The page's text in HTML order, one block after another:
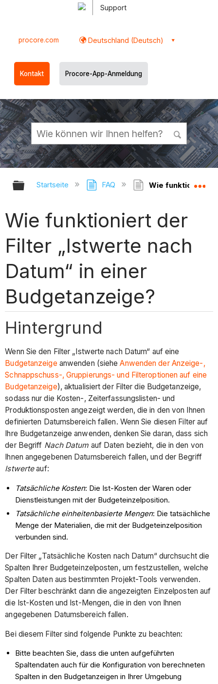
Support
procore.com Deutschland (Deutsch)
Kontakt Procore-App-Anmeldung
Globale Hierarchie auf- und
Startseite FAQ Wie funktioniert
Wie funktioniert der
Filter „Istwerte nach
Datum“ in einer
Budgetanzeige?
Hintergrund
Wenn Sie den Filter „Istwerte nach Datum“ auf eine
Budgetanzeige anwenden (sieheAnwenden der Anzeige-,
Schnappschuss-, Gruppierungs- und Filteroptionen auf eine
Budgetanzeige), aktualisiert der Filter die Budgetanzeige,
sodass nur die Kosten-, Zeiterfassungslisten- und
Produktionsposten angezeigt werden, die in den von Ihnen
definierten Datumsbereich fallen. Wenn Sie diesen Filter auf
Ihre Budgetanzeige anwenden, denken Sie daran, dass sich
der Begriff Nach Datum auf Daten bezieht, die in den von
Ihnen angegebenen Datumsbereich fallen, und der Begriff
Istwerteauf:
Tatsächliche Kosten: Die Ist-Kosten der Waren oder
Dienstleistungen mit der Budgeteinzelposition.
Tatsächliche einheitenbasierte Mengen: Die tatsächliche
Menge der Materialien, die mit der Budgeteinzelposition
verbunden sind.
Der Filter „Tatsächliche Kosten nach Datum“ durchsucht die
Spalten Ihrer Budgeteinzelposten, um festzustellen, welche
Spalten Daten aus bestimmten Projekt-Tools verwenden.
Der Filter beschränkt dann die angezeigten Einzelposten auf
die Ist-Kosten und Ist-Mengen, die in den von Ihnen
angegebenen Datumsbereich fallen.
Bei diesem Filter sind folgende Punkte zu beachten:
Bitte beachten Sie, dass die unten aufgeführten
Spaltendaten auch für die Konfiguration von berechneten
Spalten in den Budgetanzeigen in Ihrer Umgebung